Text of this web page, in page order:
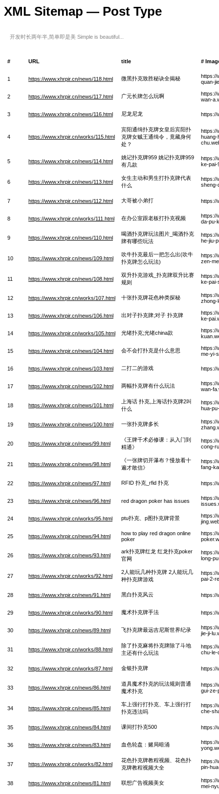
XML Sitemap — Post Type
开发时长两年半,简单即是美 Simple is beautiful...
# URL title #
1 https://www.xhrpir.cn/news/118.html 微黑扑克致胜秘诀全揭秘
https://
quan-
2 https://www.xhrpir.cn/news/117.html 广元长牌怎么玩啊
https://
wan-
3 https://www.xhrpir.cn/news/116.html 尼龙尼龙 https://
4 https://www.xhrpir.cn/works/115.html
宾阳通缉扑克牌女皇后宾阳扑
克牌女贼王通缉令，竟藏身何
处？
https://
huang-
5 https://www.xhrpir.cn/news/114.html
姚记扑克牌959 姚记扑克牌959
有几款
https://
ke-pai-
6 https://www.xhrpir.cn/news/113.html
女生主动和男生打扑克牌代表
什么
https://
sheng-
7 https://www.xhrpir.cn/news/112.html 大哥被小弟打 https://
8 https://www.xhrpir.cn/works/111.html 在办公室跟老板打扑克视频
https://
da-pu-
9 https://www.xhrpir.cn/news/110.html
喝酒扑克牌玩法图片_喝酒扑克
牌有哪些玩法
https://
he-jiu-
10 https://www.xhrpir.cn/news/109.html
吹牛扑克最后一把怎么出(吹牛
扑克牌怎么玩法)
https://
zen-
11 https://www.xhrpir.cn/news/108.html
双升扑克游戏_扑克牌双升比赛
规则
https://
ke-pai-
12 https://www.xhrpir.cn/works/107.html 十张扑克牌花色种类探秘
https://
zhong-
13 https://www.xhrpir.cn/news/106.html 出对子扑克牌;对子 扑克牌
https://
ke-
14 https://www.xhrpir.cn/works/105.html 光绪扑克;光绪china款
https://
15 https://www.xhrpir.cn/news/104.html 会不会打扑克是什么意思
https://
me-yi-
16 https://www.xhrpir.cn/news/103.html 二打二的游戏 https://
17 https://www.xhrpir.cn/news/102.html 两幅扑克牌有什么玩法
https://
wan-
18 https://www.xhrpir.cn/news/101.html
上海话 扑克,上海话扑克牌2叫
什么
https://
hua-
19 https://www.xhrpir.cn/news/100.html 一张扑克牌多长
https://
20 https://www.xhrpir.cn/news/99.html
《王牌千术必修课：从入门到
精通》
https://
cong-
21 https://www.xhrpir.cn/news/98.html
《一张牌切开瀑布？慢放看十
遍才敢信》
https://
fang-
22 https://www.xhrpir.cn/news/97.html RFID 扑克_rfid 扑克 https://
23 https://www.xhrpir.cn/news/96.html red dragon poker has issues
https://
24 https://www.xhrpir.cn/works/95.html ptu扑克、p图扑克牌背景
https://
25 https://www.xhrpir.cn/news/94.html
how to play red dragon online
poker
https://
26 https://www.xhrpir.cn/news/93.html
ark扑克牌红龙 红龙扑克poker
官网
https://
long-
27 https://www.xhrpir.cn/works/92.html
2人能玩几种扑克牌 2人能玩几
种扑克牌游戏
https://
pai-2-
28 https://www.xhrpir.cn/news/91.html 黑白扑克风云 https://
29 https://www.xhrpir.cn/works/90.html 魔术扑克牌手法 https://
30 https://www.xhrpir.cn/news/89.html 飞扑克牌最远吉尼斯世界纪录
https://
jie-ji-
31 https://www.xhrpir.cn/works/88.html
除了扑克麻将扑克牌除了斗地
主还有什么玩法
https://
chu-le-
32 https://www.xhrpir.cn/works/87.html 金银扑克牌 https://
33 https://www.xhrpir.cn/news/86.html
道具魔术扑克的玩法规则普通
魔术扑克
https://
gui-ze-
34 https://www.xhrpir.cn/news/85.html
车上强行打扑克、车上强行打
扑克违法吗
https://
che-
35 https://www.xhrpir.cn/news/84.html 课间打扑克500 https://
36 https://www.xhrpir.cn/news/83.html 血色轮盘：赌局暗涌
https://
37 https://www.xhrpir.cn/works/82.html
花色扑克牌教程视频、花色扑
克牌教程视频大全
https://
pin-
38 https://www.xhrpir.cn/news/81.html 联想广告视频美女
https://
mei-